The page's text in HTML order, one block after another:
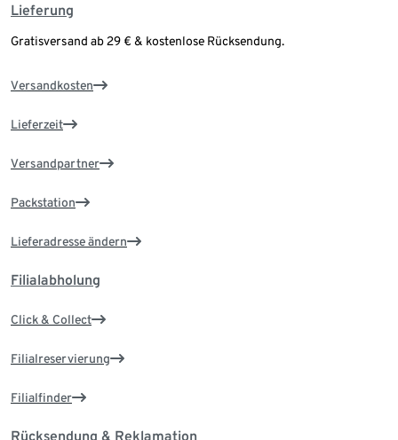
Lieferung
Gratisversand ab 29 € & kostenlose Rücksendung.
Versandkosten
Lieferzeit
Versandpartner
Packstation
Lieferadresse ändern
Filialabholung
Click & Collect
Filialreservierung
Filialfinder
Rücksendung & Reklamation